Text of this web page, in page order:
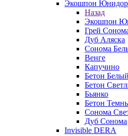
Экошпон
Назад
Экошпон
Грей
Дуб Аляска
Сонома
Венге
Капучино
Бетон Белый
Бетон
Бьянко
Бетон
Сонома
Дуб Сонома
Invisible DERA